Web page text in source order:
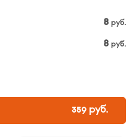
8 руб.
8 руб.
359 руб.